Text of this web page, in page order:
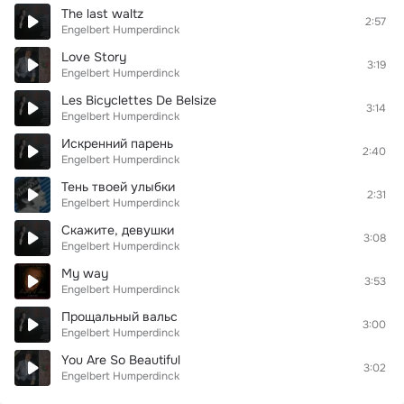
The last waltz
Engelbert Humperdinck
2:57
Love Story
Engelbert Humperdinck
3:19
Les Bicyclettes De Belsize
Engelbert Humperdinck
3:14
Искренний парень
Engelbert Humperdinck
2:40
Тень твоей улыбки
Engelbert Humperdinck
2:31
Скажите, девушки
Engelbert Humperdinck
3:08
My way
Engelbert Humperdinck
3:53
Прощальный вальс
Engelbert Humperdinck
3:00
You Are So Beautiful
Engelbert Humperdinck
3:02